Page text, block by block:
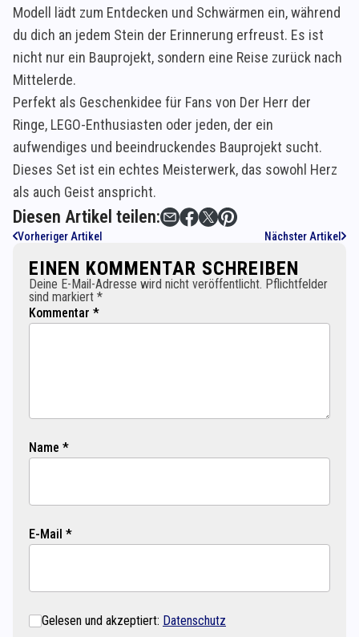
Modell lädt zum Entdecken und Schwärmen ein, während
du dich an jedem Stein der Erinnerung erfreust. Es ist
nicht nur ein Bauprojekt, sondern eine Reise zurück nach
Mittelerde.
Perfekt als Geschenkidee für Fans von Der Herr der
Ringe, LEGO-Enthusiasten oder jeden, der ein
aufwendiges und beeindruckendes Bauprojekt sucht.
Dieses Set ist ein echtes Meisterwerk, das sowohl Herz
als auch Geist anspricht.
Diesen Artikel teilen:
Vorheriger Artikel Nächster Artikel
EINEN KOMMENTAR SCHREIBEN
Deine E-Mail-Adresse wird nicht veröffentlicht. Pflichtfelder
sind markiert *
Kommentar *
Name *
E-Mail *
Gelesen und akzeptiert: Datenschutz